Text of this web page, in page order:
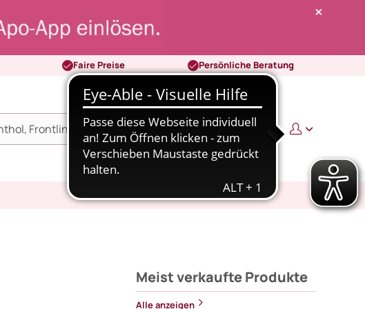
Faire Preise Persönliche Beratung
0 0,00 €
Meist verkaufte Produkte
Alle anzeigen